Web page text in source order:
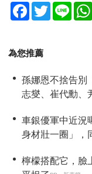
Facebook
TwitterLine
為您推薦
孫娜恩不捨告別
志燮、崔代勳、
車銀優軍中近況
身材壯一圈」，
檸檬搭配它，臉